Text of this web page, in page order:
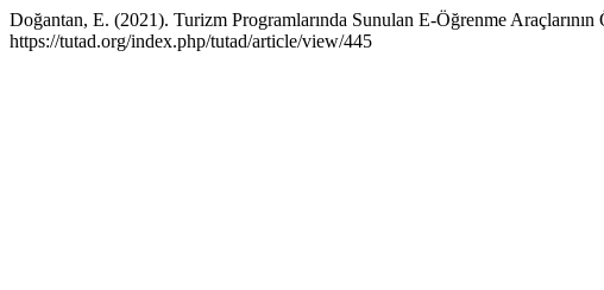
Doğantan, E. (2021). Turizm Programlarında Sunulan E-Öğrenme
https://tutad.org/index.php/tutad/article/view/445